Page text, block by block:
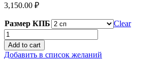
3,150.00 ₽
Размер КПБ
Clear
"Персей"
Сатин
с
простыней
Add to cart
Добавить в список желаний